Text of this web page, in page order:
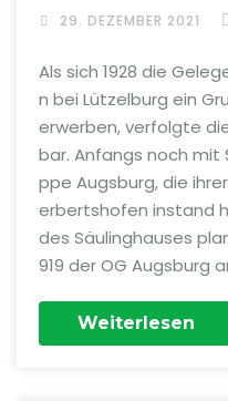
29. DEZEMBER 2021
Als sich 1928 die
n bei Lützelburg ein
erwerben, verfolgte
bar. Anfangs noch mit
ppe Augsburg, die
erbertshofen instand
des Säulinghauses
919 der OG Augsburg
Weiterlesen